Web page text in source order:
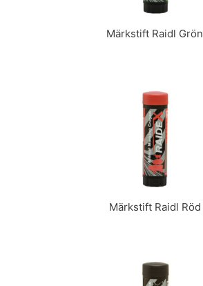
Märkstift Raidl Grön
Märkstift Raidl Röd